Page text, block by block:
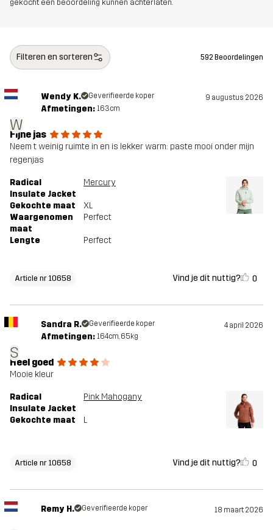
gekocht een beoordeling kunnen achterlaten.
Filteren en sorteren 592 Beoordelingen
W
Wendy K. Geverifieerde koper 9 augustus 2026
Afmetingen: 163cm
Fijne jas
Neem t weinig ruimte in en is lekker warm: paste mooi onder mijn
regenjas
Radical
Insulate Jacket
Mercury
Gekochte maat
XL
Waargenomen
maat
Perfect
Lengte Perfect
Article nr 10658 Vind je dit nuttig? 0
S
Sandra R. Geverifieerde koper 4 april 2026
Afmetingen: 164cm, 65kg
Heel goed
Mooie kleur
Radical
Insulate Jacket
Pink Mahogany
Gekochte maat L
Article nr 10658 Vind je dit nuttig? 0
Remy H. Geverifieerde koper 18 maart 2026